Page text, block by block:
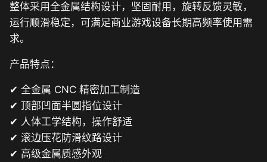
整体采用全金属结构设计，坚固耐用，旋转反馈灵敏，
运行顺滑稳定，可满足商业游戏设备长期高频率使用需
求。
产品特点：
✔ 全金属 CNC 精密加工制造
✔ 顶部凹面半圆指位设计
✔ 人体工学结构，操作舒适
✔ 滚边压花防滑纹路设计
✔ 高级金属质感外观